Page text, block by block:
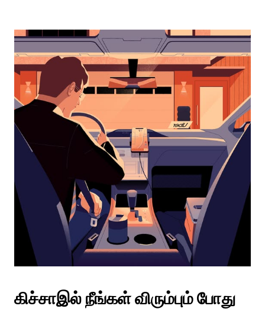
தேர்ந்தெடுக்கவும்.
மூட
எஸ்கேப்
பொத்தான்
அழுத்தவும்.
கிச்சாஇல் நீங்கள் விரும்பும் போது